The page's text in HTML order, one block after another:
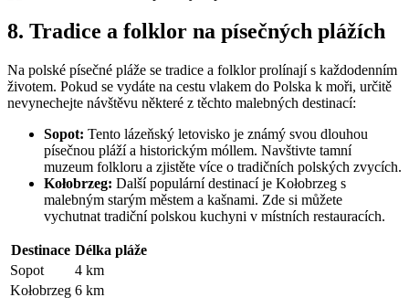
8. Tradice a folklor na písečných plážích
Na polské písečné pláže se tradice a folklor prolínají s každodenním
životem. Pokud se vydáte na cestu vlakem do Polska k moři, určitě
nevynechejte návštěvu některé z těchto malebných destinací:
Sopot: Tento lázeňský letovisko je známý svou dlouhou
písečnou pláží a historickým móllem. Navštivte tamní
muzeum folkloru a zjistěte více o tradičních polských zvycích.
Kołobrzeg: Další populární destinací je Kołobrzeg s
malebným starým městem a kašnami. Zde si můžete
vychutnat tradiční polskou kuchyni v místních restauracích.
Destinace Délka pláže
Sopot
4 km
Kołobrzeg 6 km